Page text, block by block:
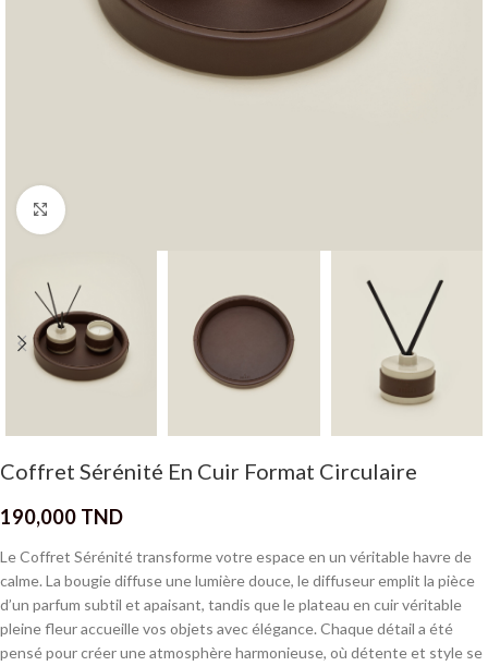
Click to enlarge
Coffret Sérénité En Cuir Format Circulaire
190,000 TND
Le Coffret Sérénité transforme votre espace en un véritable havre de
calme. La bougie diffuse une lumière douce, le diffuseur emplit la pièce
d’un parfum subtil et apaisant, tandis que le plateau en cuir véritable
pleine fleur accueille vos objets avec élégance. Chaque détail a été
pensé pour créer une atmosphère harmonieuse, où détente et style se